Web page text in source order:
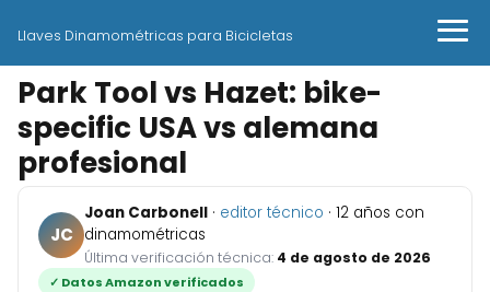
Llaves Dinamométricas para Bicicletas
Park Tool vs Hazet: bike-
specific USA vs alemana
profesional
JC
Joan Carbonell · editor técnico · 12 años con
dinamométricas
Última verificación técnica: 4 de agosto de 2026
✓ Datos Amazon verificados